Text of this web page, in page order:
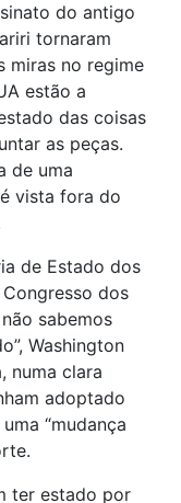
do antigo
tornaram
miras no regime
estão a
das coisas
as peças.
de uma
vista fora do
de Estado dos
dos
sabemos
Washington
numa clara
adoptado
“mudança
ter estado por